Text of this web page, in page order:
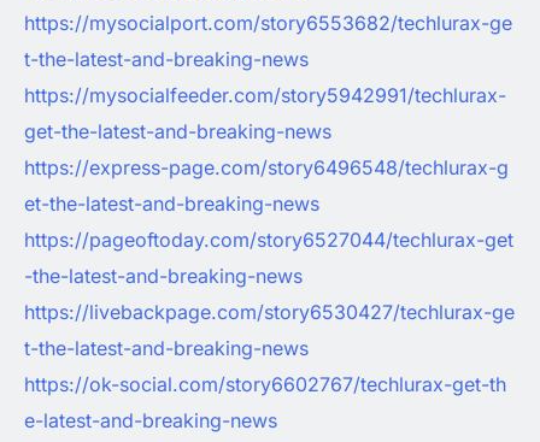
https://mysocialport.com/story6553682/techlurax-ge
t-the-latest-and-breaking-news
https://mysocialfeeder.com/story5942991/techlurax-
get-the-latest-and-breaking-news
https://express-page.com/story6496548/techlurax-g
et-the-latest-and-breaking-news
https://pageoftoday.com/story6527044/techlurax-get
-the-latest-and-breaking-news
https://livebackpage.com/story6530427/techlurax-ge
t-the-latest-and-breaking-news
https://ok-social.com/story6602767/techlurax-get-th
e-latest-and-breaking-news